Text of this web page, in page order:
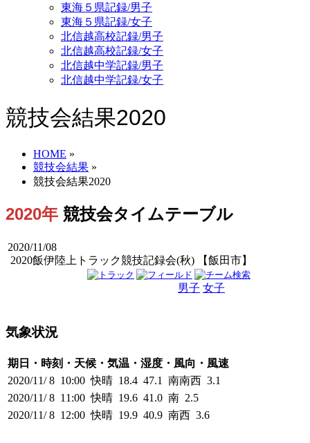
東海５県記録/男子
東海５県記録/女子
北信越高校記録/男子
北信越高校記録/女子
北信越中学記録/男子
北信越中学記録/女子
競技会結果2020
HOME »
競技会結果 »
競技会結果2020
2020年 競技会タイムテーブル
2020/11/08
2020飯伊陸上トラック競技記録会(秋) 【飯田市】
男子 女子
気象状況
期日・時刻・天候・気温・湿度・風向・風速
2020/11/ 8 10:00 快晴 18.4 47.1 南南西 3.1
2020/11/ 8 11:00 快晴 19.6 41.0 南 2.5
2020/11/ 8 12:00 快晴 19.9 40.9 南西 3.6